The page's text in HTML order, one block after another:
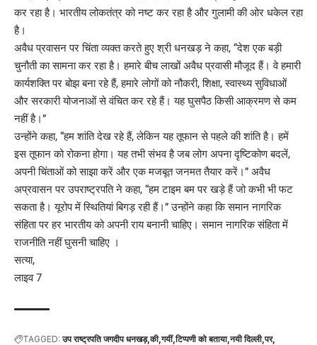
कर रहा है। भारतीय लोकतंत्र को नष्ट कर रहा है और गुलामी की ओर धकेल रहा
है।
अवैध प्रवासन पर चिंता व्यक्त करते हुए श्री धनखड़ ने कहा, “देश एक बड़ी
चुनौती का सामना कर रहा है। हमारे बीच लाखों अवैध प्रवासी मौजूद हैं। वे हमारी
कार्यशक्ति पर बोझ बना रहे हैं, हमारे लोगों को नौकरी, शिक्षा, स्वास्थ्य सुविधाओं
और सरकारी योजनाओं से वंचित कर रहे हैं। यह घुसपैठ किसी आक्रमण से कम
नहीं है।”
उन्होंने कहा, “हम शांति देख रहे हैं, लेकिन यह तूफान से पहले की शांति है। हमें
इस तूफान को रोकना होगा। यह तभी संभव है जब लोग अपना दृष्टिकोण बदलें,
अपनी चिंताओं को साझा करें और एक मजबूत जनमत तैयार करें।” अवैध
अप्रवासन पर उपराष्ट्रपति‌ ने कहा, “हम टाइम बम पर खड़े हैं जो कभी भी फट
सकता है। यूरोप में स्थितियां बिगड़ रही हैं।” उन्होंने कहा कि समान नागरिक
संहिता पर हर भारतीय को अपनी राय बनानी चाहिए। समान नागरिक संहिता में
राजनीति नहीं घुसनी चाहिए ।
सत्या,
लाइव 7
TAGGED: उप राष्ट्रपति जगदीप धनखड़ की गयीं टिप्पणी को बताया नयी दिल्ली पर